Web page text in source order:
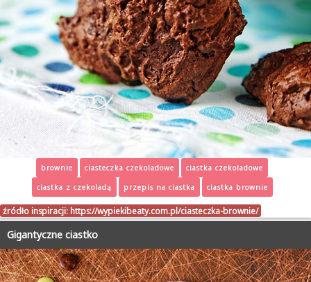
brownie ciasteczka czekoladowe
ciastka czekoladowe
ciastka z czekoladą
przepis na ciastka ciastka brownie
źródło inspiracji: https://wypiekibeaty.com.pl/ciasteczka-brownie/
Gigantyczne ciastko